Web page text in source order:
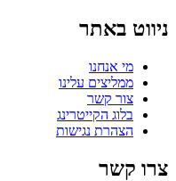
ניווט באתר
מי אנחנו
ממליצים עלינו
צור קשר
בלוג הקייטרינג
הצהרת נגישות
צרו קשר